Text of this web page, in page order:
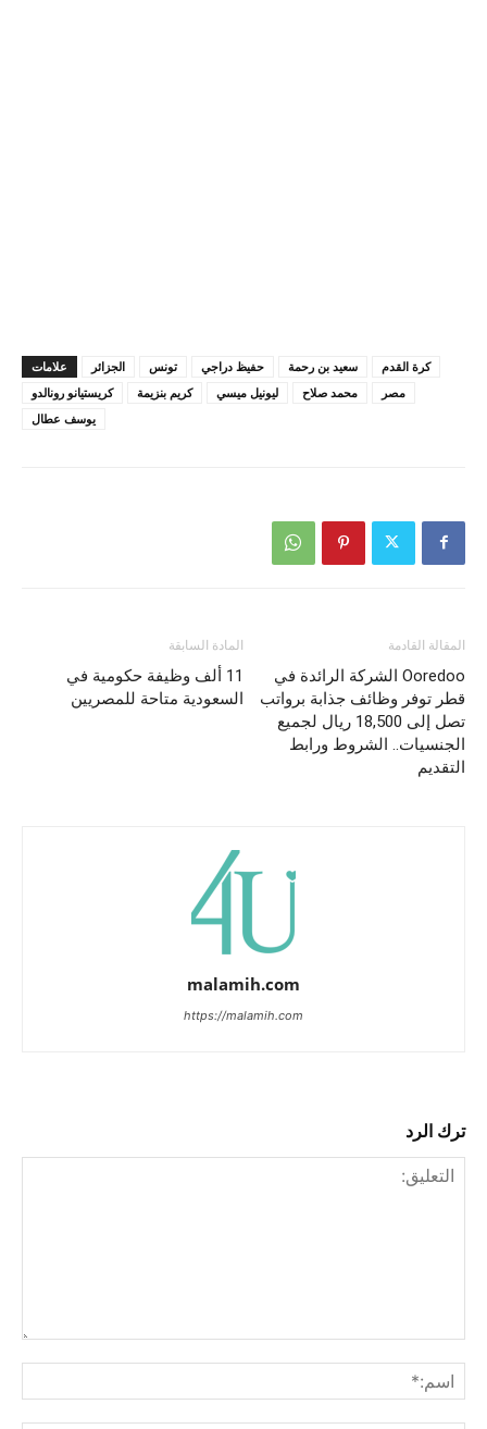
علامات الجزائر تونس حفيظ دراجي سعيد بن رحمة
كرة القدم
كريستيانو رونالدو
كريم بنزيمة ليونيل ميسي محمد صلاح
مصر
يوسف عطال
المادة السابقة
11 ألف وظيفة حكومية في
السعودية متاحة للمصريين
المقالة القادمة
Ooredoo الشركة الرائدة في
قطر توفر وظائف جذابة برواتب
تصل إلى 18,500 ريال لجميع
الجنسيات.. الشروط ورابط
التقديم
malamih.com
https://malamih.com
ترك الرد